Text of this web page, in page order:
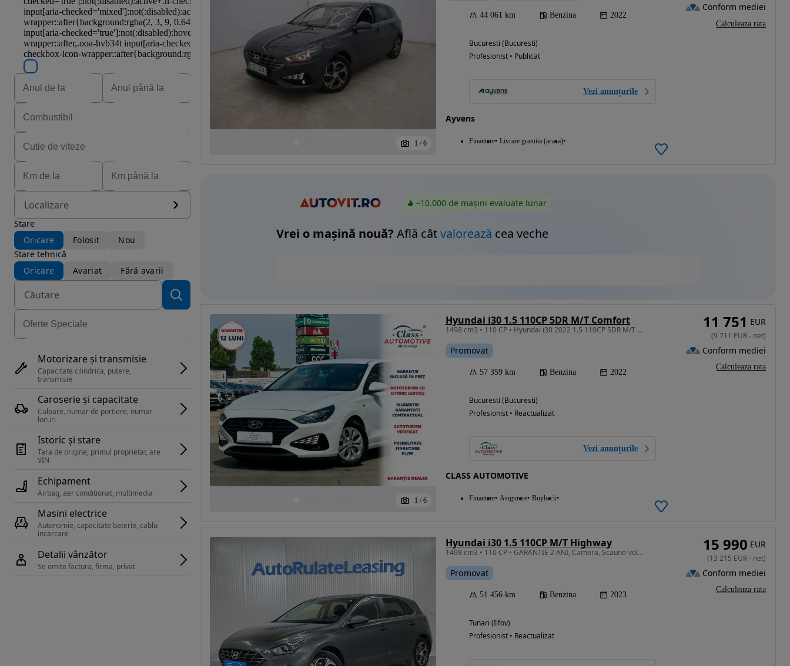
Localizare
Stare
Oricare
Folosit
Nou
Stare tehnică
Oricare
Avariat Fără avarii
Motorizare și transmisie
Capacitate cilindrica, putere,
transmisie
Caroserie și capacitate
Culoare, numar de portiere, numar
locuri
Istoric și stare
Tara de origine, primul proprietar, are
Echipament
Airbag, aer conditionat, multimedia
Masini electrice
Autonomie, capacitate baterie, cablu
Detalii vânzător
Se emite factura, firma, privat
1 / 6
44 061 km Benzina 2022
Bucuresti (Bucuresti)
Profesionist • Publicat
Vezi anunțurile
Ayvens
Finantare Livrare gratuita (acasa)
Conform mediei
Calculeaza rata
~10.000 de mașini evaluate lunar
Vrei o mașină nouă? Află câtvalorează cea veche
1 / 6
Hyundai i30 1.5 110CP 5DR M/T Comfort
1498 cm3 • 110 CP • Hyundai i30 2022 1.5 110CP 5DR M/T Comfort
Promovat
57 359 km Benzina 2022
Bucuresti (Bucuresti)
Profesionist • Reactualizat
Vezi anunțurile
CLASS AUTOMOTIVE
Finantare Asigurare Buyback
11 751 EUR
(9 711 EUR- net)
Conform mediei
Calculeaza rata
Hyundai i30 1.5 110CP M/T Highway
1498 cm3 • 110 CP • GARANTIE 2 ANI, Camera, Scaune-volan incalzite, Clima
Promovat
51 456 km Benzina 2023
Tunari (Ilfov)
Profesionist • Reactualizat
15 990 EUR
(13 215 EUR- net)
Conform mediei
Calculeaza rata